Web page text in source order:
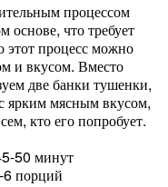
процессом
основе, что требует
процесс можно
и вкусом. Вместо
две банки тушенки,
ярким мясным вкусом,
кто его попробует.
50 минут
6 порций